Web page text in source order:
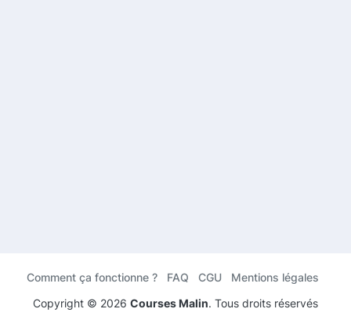
Comment ça fonctionne ? FAQ CGU
Mentions légales
Copyright © 2026 Courses Malin. Tous droits réservés